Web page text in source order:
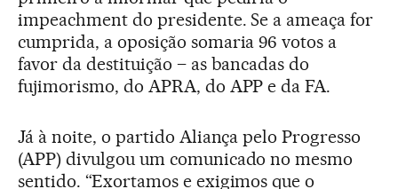
impeachment do presidente. Se a ameaça for
cumprida, a oposição somaria 96 votos a
favor da destituição – as bancadas do
fujimorismo, do APRA, do APP e da FA.
Já à noite, o partido Aliança pelo Progresso
(APP) divulgou um comunicado no mesmo
sentido. “Exortamos e exigimos que o